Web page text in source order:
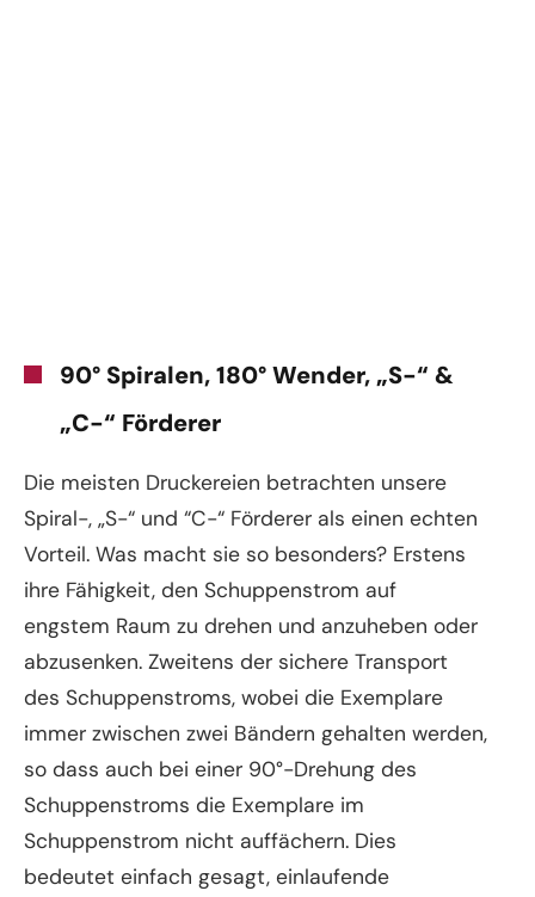
90° Spiralen, 180° Wender, „S-“ &
„C-“ Förderer
Die meisten Druckereien betrachten unsere
Spiral-, „S-“ und “C-“ Förderer als einen echten
Vorteil. Was macht sie so besonders? Erstens
ihre Fähigkeit, den Schuppenstrom auf
engstem Raum zu drehen und anzuheben oder
abzusenken. Zweitens der sichere Transport
des Schuppenstroms, wobei die Exemplare
immer zwischen zwei Bändern gehalten werden,
so dass auch bei einer 90°-Drehung des
Schuppenstroms die Exemplare im
Schuppenstrom nicht auffächern. Dies
bedeutet einfach gesagt, einlaufende